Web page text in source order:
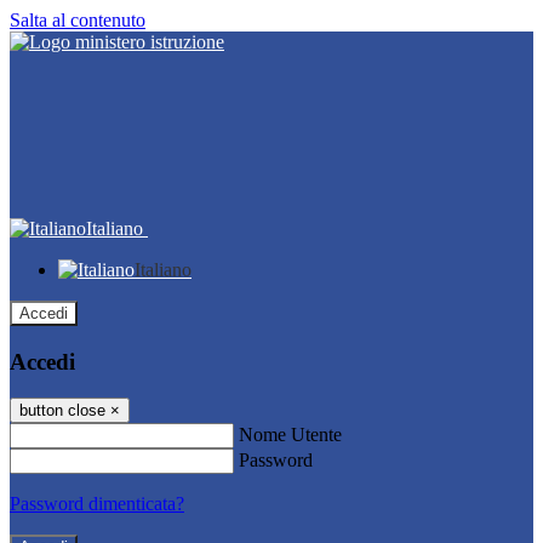
Salta al contenuto
Italiano
Italiano
Accedi
Accedi
button close ×
Nome Utente
Password
Password dimenticata?